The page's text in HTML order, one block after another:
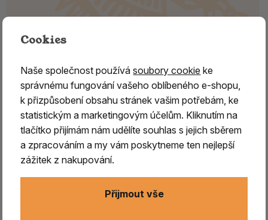
Vonné kužely Organic Goodness –
Organic Goodnessje oblíbená mezinárodní značka
zaměřená na výrobu přírodních vonných produktů, která si
získalaoblibu po celém světě díky své kvalitě,
autentickým vůním a šetrnému přístupu k přírodě.
její nabídce najdete předevšímpřírodní vonné tyčinky,
vonné kužely, svíčky a další aromaterapeutické
Používají se pečlivě vybírané byliny, vzácná vonná dřeva,
santalové dřevo, přírodní pryskyřice a kvalitní éterické
Cookies
Naše společnost používásoubory cookie ke
správnému fungování vašeho oblíbeného e-shopu,
k přizpůsobení obsahu stránek vašim potřebám, ke
statistickým a marketingovým účelům. Kliknutím na
tlačítko přijímám nám udělíte souhlas s jejich sběrem
a zpracováním a my vám poskytneme ten nejlepší
zážitek z nakupování.
Přijmout vše